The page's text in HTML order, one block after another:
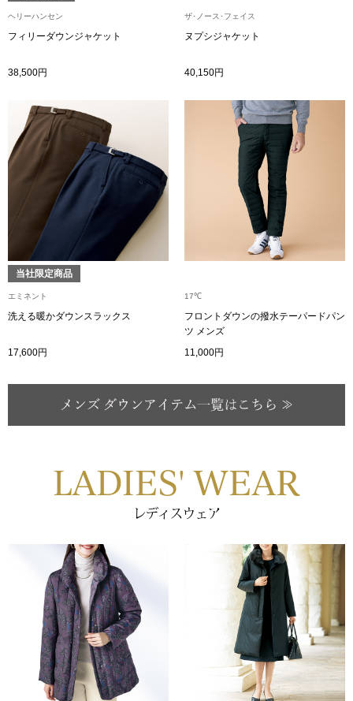
セイコー〉マウリッツハイス美術館公認フェ
すべて見る
手袋
ベルト
靴下
サングラス／
その他
和装
和装小物
その他
おすすめブラ
ザ･ノース･フ
ヘリーハンセン
ヘリーハンセン
フィリーダウンジャケット
38,500円
ザ･ノース･フェイス
ヌプシジャケット
40,150円
当社限定商品
エミネント
洗える暖かダウンスラックス
17,600円
17℃
フロントダウンの撥水テーパードパン
ツ メンズ
11,000円
LADIES' WEAR
レディスウェア